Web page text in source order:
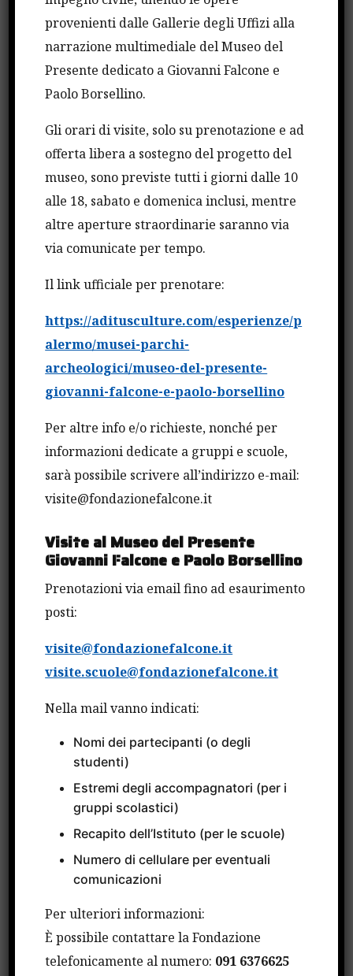
legalità
20 NOVEMBRE 2021
ALBERI FALCONE IN TUTTE
LE SCUOLE,NASCE IL BOSCO
DIFFUSO DELLA LEGALITA’
17 NOVEMBRE 2021
FATTI
Il Branco di Velasco Vitali in
mostra alla Questura di
Palermo
16 NOVEMBRE 2021
provenienti dalle Gallerie degli Uffizi alla
narrazione multimediale del Museo del
Presente dedicato a Giovanni Falcone e
Paolo Borsellino.
Gli orari di visite, solo su prenotazione e ad
offerta libera a sostegno del progetto del
museo, sono previste tutti i giorni dalle 10
alle 18, sabato e domenica inclusi, mentre
altre aperture straordinarie saranno via
via comunicate per tempo.
Il link ufficiale per prenotare:
https://aditusculture.com/esperienze/p
alermo/musei-parchi-
archeologici/museo-del-presente-
giovanni-falcone-e-paolo-borsellino
Per altre info e/o richieste, nonché per
informazioni dedicate a gruppi e scuole,
sarà possibile scrivere all’indirizzo e-mail:
visite@fondazionefalcone.it
Visite al Museo del Presente
Giovanni Falcone e Paolo Borsellino
Prenotazioni via email fino ad esaurimento
posti:
visite@fondazionefalcone.it
visite.scuole@fondazionefalcone.it
Nella mail vanno indicati:
Nomi dei partecipanti (o degli
studenti)
Estremi degli accompagnatori (per i
gruppi scolastici)
Recapito dell’Istituto (per le scuole)
Numero di cellulare per eventuali
comunicazioni
Per ulteriori informazioni:
È possibile contattare la Fondazione
telefonicamente al numero: 091 6376625